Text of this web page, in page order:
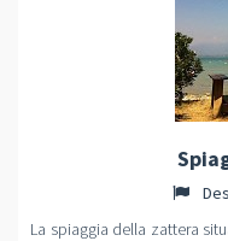
La spiaggia della zattera